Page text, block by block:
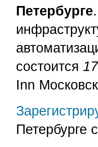
Петербурге
состоится
Inn
Петербурге